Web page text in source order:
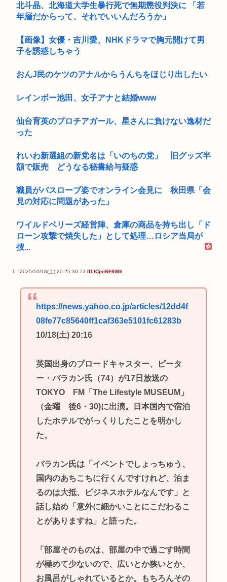
北斗晶、北海道大学生暴行死で無期懲役判決に 「若
年層だからって、それでいいんだろうか」
【画像】女優・吉川愛、NHKドラマで胸元開けて男
子を誘惑しちゃう
おんJ民のケツのアナルからうんちをほじり出したい
レインボー池田、女子アナと結婚www
仙台育英のプロチアガール、星さんに負けない逸材だ
った
れいわ新選組の新党名は「いのちの党」 旧グッズ半
額で販売 どうなる秘書給与疑惑
職員がバスローブ姿でオンライン会見に 秋田県「会
見の対応に問題があった」
ワイルドベリーズ経営陣、倉庫の商品を持ち出し「ド
ローン攻撃で焼失した」として処理…ロシア当局が
捜...
1 : 2025/10/18(土) 20:25:30.72 ID:tCjmNF8W9
https://news.yahoo.co.jp/articles/12dd4f
08fe77c85640ff1caf363e5101fc61283b
10/18(土) 20:16
英国出身のブロードキャスター、ピータ
ー・バラカン氏（74）が17日放送の
TOKYO FM「The Lifestyle MUSEUM」
（金曜 後6・30)に出演。日本国内で宿泊
したホテルでがっくりしたことを明かし
た。
バラカン氏は「イベントでしょっちゅう、
国内のあちこちに行くんですけれど、泊ま
るのは大抵、ビジネスホテルなんです」と
話し始め「意外に細かいことにこだわるこ
とがありますね」と語った。
「部屋そのものは、部屋の中で過ごす時間
が極めて少ないので、広いとか狭いとか、
お風呂がしゃれているとか。もちろんその